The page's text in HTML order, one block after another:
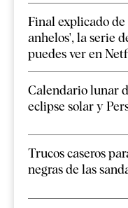
Final explicado de
anhelos', la serie
puedes ver en
Calendario lunar
eclipse solar y
Trucos caseros
negras de las